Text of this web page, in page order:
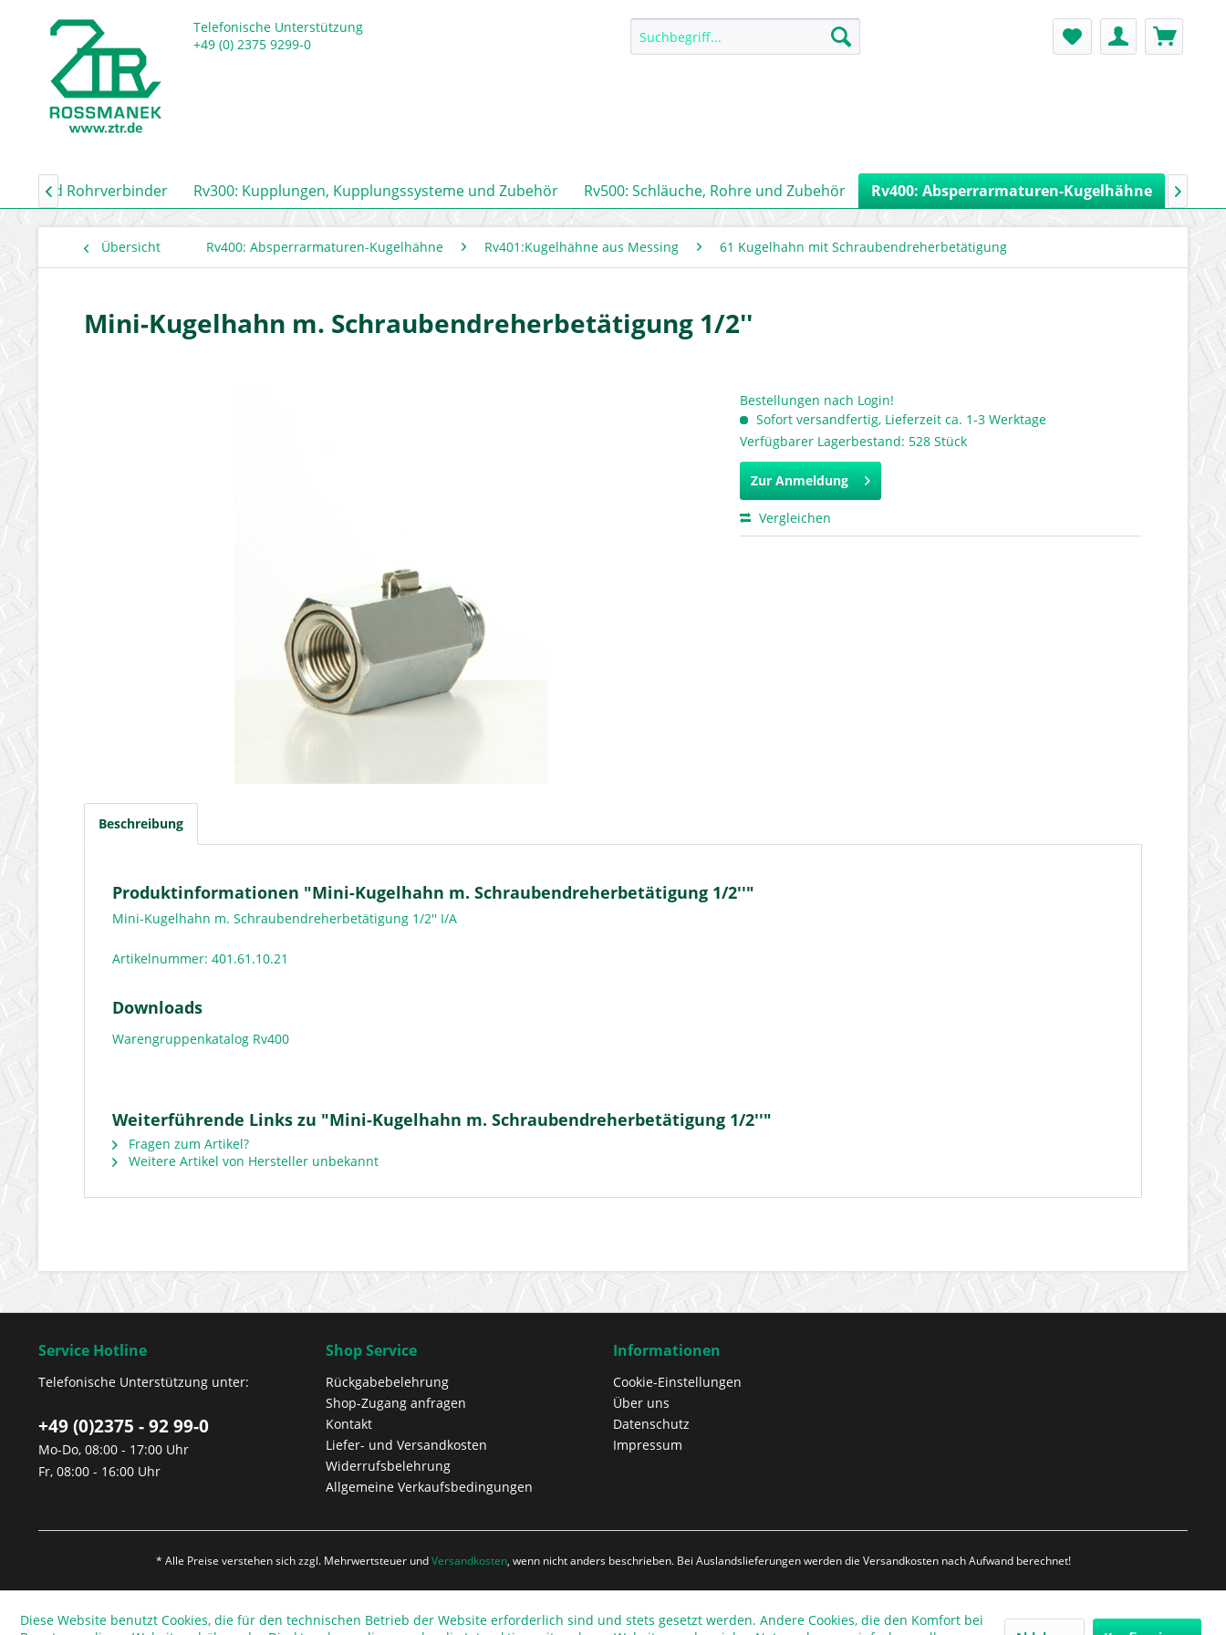
Telefonische Unterstützung
+49 (0) 2375 9299-0
und Rohrverbinder Rv300: Kupplungen, Kupplungssysteme und Zubehör Rv500: Schläuche, Rohre und Zubehör Rv400: Absperrarmaturen-Kugelhähne
 
Übersicht Rv400: Absperrarmaturen-Kugelhähne Rv401:Kugelhähne aus Messing 61 Kugelhahn mit Schraubendreherbetätigung
Mini-Kugelhahn m. Schraubendreherbetätigung 1/2''
Bestellungen nach Login!
Sofort versandfertig, Lieferzeit ca. 1-3 Werktage
Verfügbarer Lagerbestand: 528 Stück
Zur Anmeldung
Vergleichen
Beschreibung
Produktinformationen "Mini-Kugelhahn m. Schraubendreherbetätigung 1/2''"
Mini-Kugelhahn m. Schraubendreherbetätigung 1/2'' I/A
Artikelnummer: 401.61.10.21
Downloads
Warengruppenkatalog Rv400
Weiterführende Links zu "Mini-Kugelhahn m. Schraubendreherbetätigung 1/2''"
Fragen zum Artikel?
Weitere Artikel von Hersteller unbekannt
Service Hotline
Telefonische Unterstützung unter:
+49 (0)2375 - 92 99-0
Mo-Do, 08:00 - 17:00 Uhr
Fr, 08:00 - 16:00 Uhr
Shop Service
Rückgabebelehrung
Shop-Zugang anfragen
Kontakt
Liefer- und Versandkosten
Widerrufsbelehrung
Allgemeine Verkaufsbedingungen
Informationen
Cookie-Einstellungen
Über uns
Datenschutz
Impressum
* Alle Preise verstehen sich zzgl. Mehrwertsteuer undVersandkosten, wenn nicht anders beschrieben. Bei Auslandslieferungen werden die Versandkosten nach Aufwand berechnet!
Diese Website benutzt Cookies, die für den technischen Betrieb der Website erforderlich sind und stets gesetzt werden. Andere Cookies, die den Komfort bei